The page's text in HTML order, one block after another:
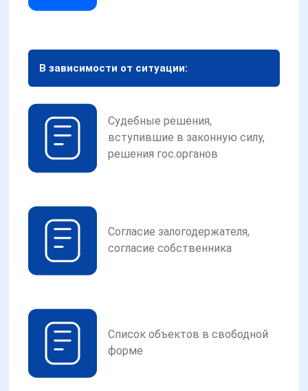
В зависимости от ситуации:
Судебные решения,
вступившие в законную силу,
решения гос.органов
Согласие залогодержателя,
согласие собственника
Список объектов в свободной
форме